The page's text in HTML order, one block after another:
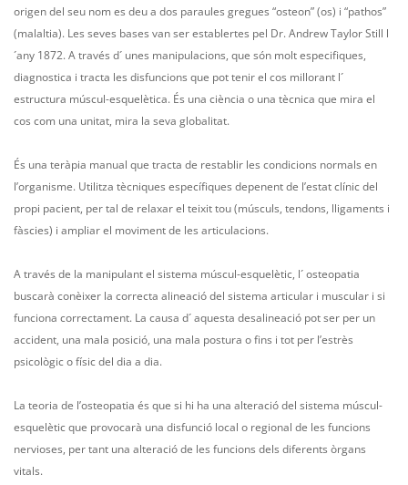
origen del seu nom es deu a dos paraules gregues “osteon” (os) i “pathos”
(malaltia). Les seves bases van ser establertes pel Dr. Andrew Taylor Still l
´any 1872. A través d´ unes manipulacions, que són molt especifiques,
diagnostica i tracta les disfuncions que pot tenir el cos millorant l´
estructura múscul-esquelètica. És una ciència o una tècnica que mira el
cos com una unitat, mira la seva globalitat.
És una teràpia manual que tracta de restablir les condicions normals en
l’organisme. Utilitza tècniques específiques depenent de l’estat clínic del
propi pacient, per tal de relaxar el teixit tou (músculs, tendons, lligaments i
fàscies) i ampliar el moviment de les articulacions.
A través de la manipulant el sistema múscul-esquelètic, l´ osteopatia
buscarà conèixer la correcta alineació del sistema articular i muscular i si
funciona correctament. La causa d´ aquesta desalineació pot ser per un
accident, una mala posició, una mala postura o fins i tot per l’estrès
psicològic o físic del dia a dia.
La teoria de l’osteopatia és que si hi ha una alteració del sistema múscul-
esquelètic que provocarà una disfunció local o regional de les funcions
nervioses, per tant una alteració de les funcions dels diferents òrgans
vitals.